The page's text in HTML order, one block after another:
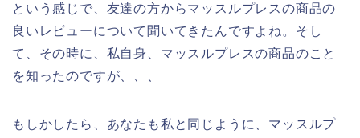
という感じで、友達の方からマッスルプレスの商品の
良いレビューについて聞いてきたんですよね。そし
て、その時に、私自身、マッスルプレスの商品のこと
を知ったのですが、、、
もしかしたら、あなたも私と同じように、マッスルプ